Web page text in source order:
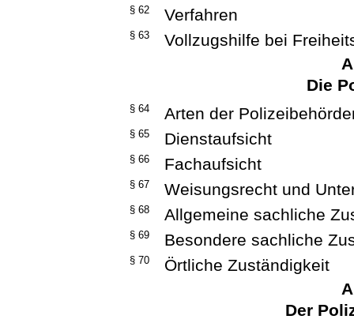
§ 62 Verfahren
§ 63
Vollzugshilfe bei
Die
§ 64 Arten der
§ 65 Dienstaufsicht
§ 66 Fachaufsicht
§ 67 Weisungsrecht und
§ 68 Allgemeine sachliche
§ 69 Besondere sachliche
§ 70
Örtliche Zuständigkeit
Der